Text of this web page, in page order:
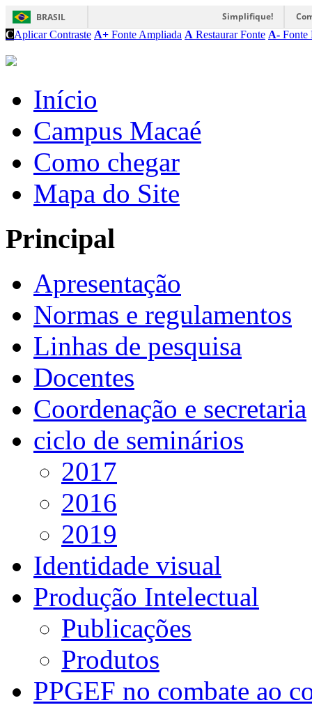
BRASIL Simplifique!
CAplicar Contraste A+ Fonte Ampliada A Restaurar Fonte A- Fonte
Início
Campus Macaé
Como chegar
Mapa do Site
Principal
Apresentação
Normas e regulamentos
Linhas de pesquisa
Docentes
Coordenação e secretaria
ciclo de seminários
2017
2016
2019
Identidade visual
Produção Intelectual
Publicações
Produtos
PPGEF no combate ao